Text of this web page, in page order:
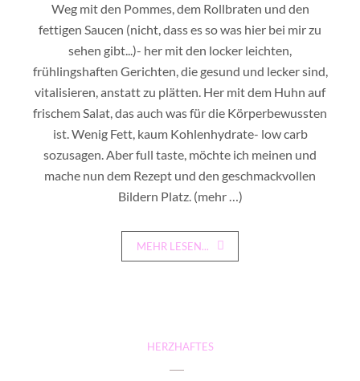
Weg mit den Pommes, dem Rollbraten und den
fettigen Saucen (nicht, dass es so was hier bei mir zu
sehen gibt...)- her mit den locker leichten,
frühlingshaften Gerichten, die gesund und lecker sind,
vitalisieren, anstatt zu plätten. Her mit dem Huhn auf
frischem Salat, das auch was für die Körperbewussten
ist. Wenig Fett, kaum Kohlenhydrate- low carb
sozusagen. Aber full taste, möchte ich meinen und
mache nun dem Rezept und den geschmackvollen
Bildern Platz. (mehr …)
MEHR LESEN...
HERZHAFTES